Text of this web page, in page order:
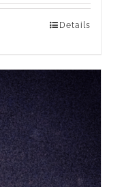
Details